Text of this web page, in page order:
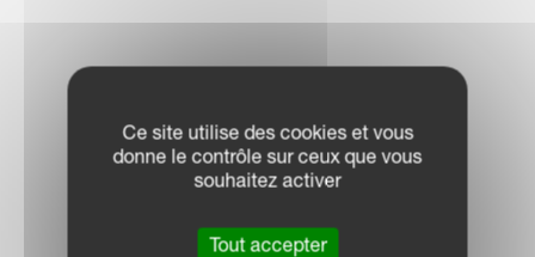
Ce site utilise des cookies et vous
donne le contrôle sur ceux que vous
souhaitez activer
Tout accepter